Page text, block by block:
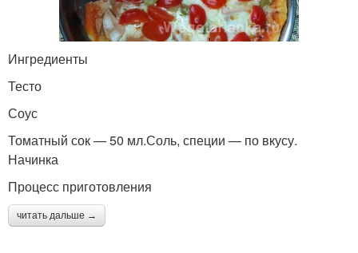
Ингредиенты
Тесто
Соус
Томатный сок — 50 мл.Соль, специи — по вкусу.
Начинка
Процесс приготовления
читать дальше →